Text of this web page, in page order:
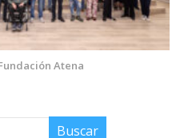
Atena